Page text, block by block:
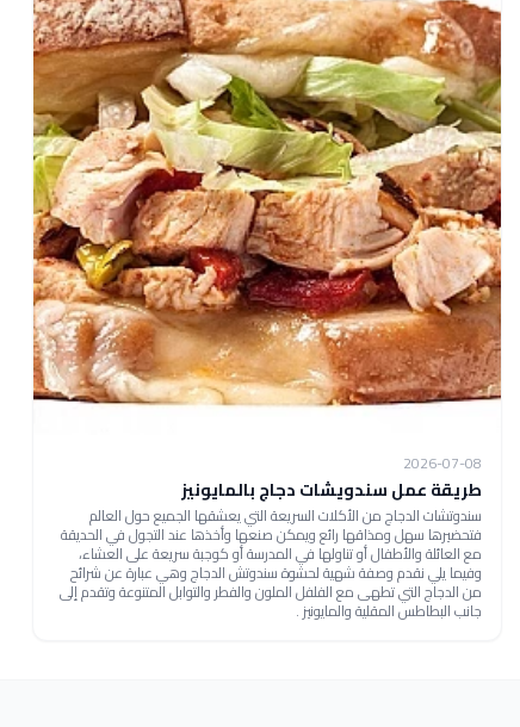
2026-07-08
طريقة عمل سندويشات دجاج بالمايونيز
سندوتشات الدجاج من الأكلات السريعة التي يعشقها الجميع حول العالم
فتحضيرها سهل ومذاقها رائع ويمكن صنعها وأخذها عند التجول في الحديقة
مع العائلة والأطفال أو تناولها في المدرسة أو كوجبة سريعة على العشاء،
وفيما يلي نقدم وصفة شهية لحشوة سندوتش الدجاج وهي عبارة عن شرائح
من الدجاج التي تطهى مع الفلفل الملون والفطر والتوابل المتنوعة وتقدم إلى
جانب البطاطس المقلية والمايونيز .